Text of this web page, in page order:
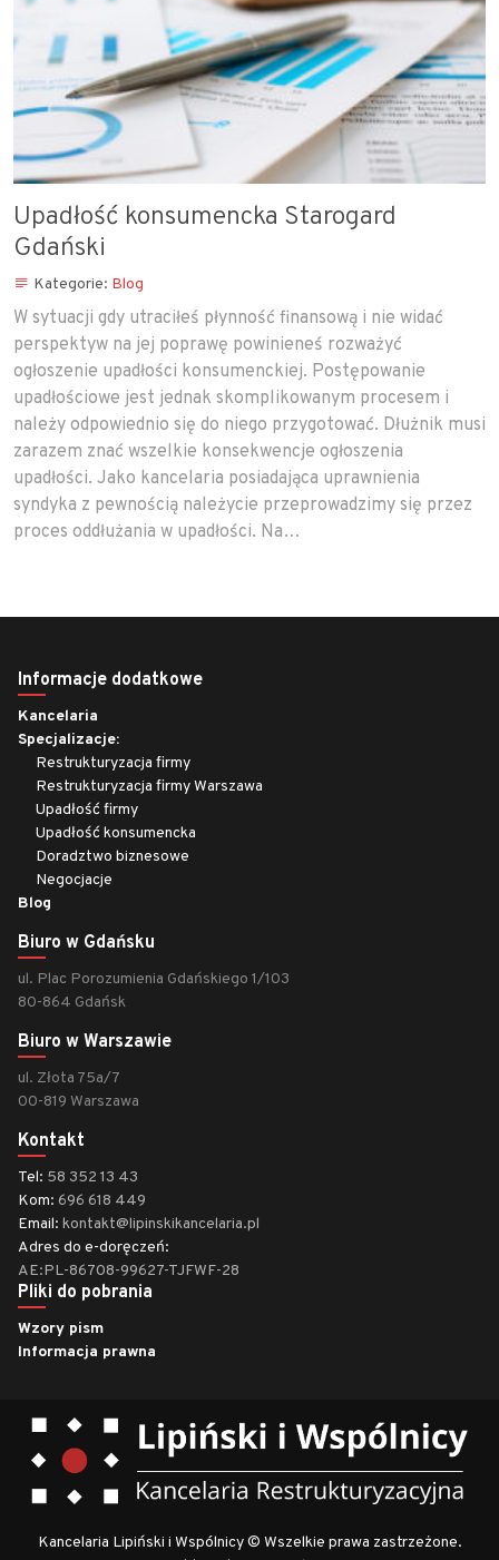
Upadłość konsumencka Starogard
Gdański
Kategorie: Blog
W sytuacji gdy utraciłeś płynność finansową i nie widać
perspektyw na jej poprawę powinieneś rozważyć
ogłoszenie upadłości konsumenckiej. Postępowanie
upadłościowe jest jednak skomplikowanym procesem i
należy odpowiednio się do niego przygotować. Dłużnik musi
zarazem znać wszelkie konsekwencje ogłoszenia
upadłości. Jako kancelaria posiadająca uprawnienia
syndyka z pewnością należycie przeprowadzimy się przez
proces oddłużania w upadłości. Na…
Informacje dodatkowe
Kancelaria
Specjalizacje:
Restrukturyzacja firmy
Restrukturyzacja firmy Warszawa
Upadłość firmy
Upadłość konsumencka
Doradztwo biznesowe
Negocjacje
Blog
Biuro w Gdańsku
ul. Plac Porozumienia Gdańskiego 1/103
80-864 Gdańsk
Biuro w Warszawie
ul. Złota 75a/7
00-819 Warszawa
Kontakt
Tel: 58 352 13 43
Kom: 696 618 449
Email: kontakt@lipinskikancelaria.pl
Adres do e-doręczeń:
AE:PL-86708-99627-TJFWF-28
Pliki do pobrania
Wzory pism
Informacja prawna
Kancelaria Lipiński i Wspólnicy © Wszelkie prawa zastrzeżone.